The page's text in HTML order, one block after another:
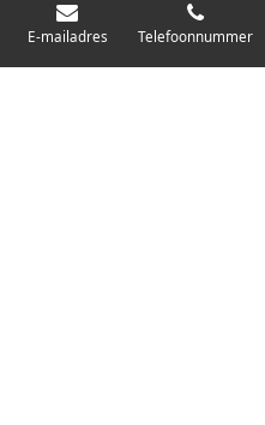
E-mailadres Telefoonnummer